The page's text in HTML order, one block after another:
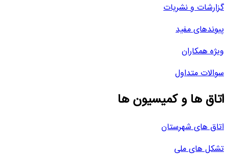
گزارشات و نشریات
پیوندهای مفید
ویژه همکاران
سوالات متداول
اتاق ها و کمیسیون ها
اتاق های شهرستان
تشکل های ملی